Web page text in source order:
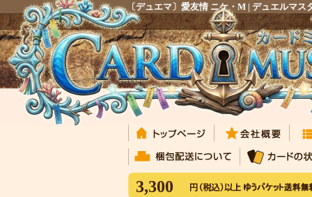
〔デュエマ〕愛友情 ニケ・M | デュエルマ
3,300